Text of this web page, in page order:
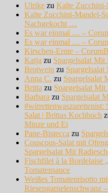
Ulrike zu Kalte Zucchini-
Kalte Zucchini-Mandel-
Nachgekocht …
Es war einmal … –
Es war einmal … –
Kirschen-Ernte –
Katja zu Spargelsalat Mit
Brotwein zu
Anna C. zu Spargelsalat
Britta zu Spargelsalat
Barbara zu Spargelsalat
#wirrettenwaszurettenist:
Salat | Brittas Kochbuch
Minze und Ei
Pane-Bistecca zu
Couscous-Salat mit
Spargelsalat Mit
Fischfilet à la Bordelaise
Tomatensauce
Weißes Tomatenrisotto
Riesengarnelenschwanz